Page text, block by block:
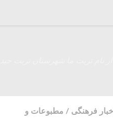
اخبار فرهنگی / مطبوعات و